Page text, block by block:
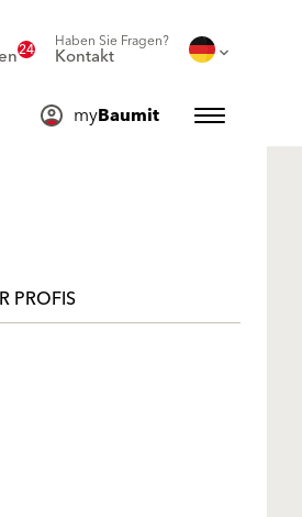
24 Haben Sie Fragen?
Kontakt
myBaumit
PROFIS